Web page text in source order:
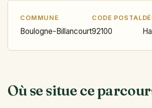
COMMUNE
Boulogne-Billancourt
CODE POSTAL
92100
Où se situe ce